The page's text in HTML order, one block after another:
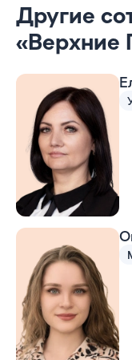
Другие
«Верхние